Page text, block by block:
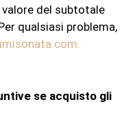
del subtotale
qualsiasi problema,
se acquisto gli